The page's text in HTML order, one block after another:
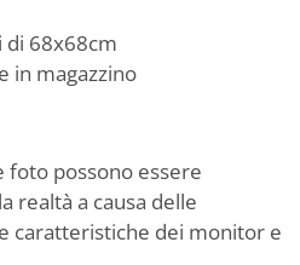
di 68x68cm
in magazzino
possono essere
realtà a causa delle
caratteristiche dei monitor e